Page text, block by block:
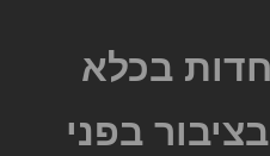
בכלא
בפני